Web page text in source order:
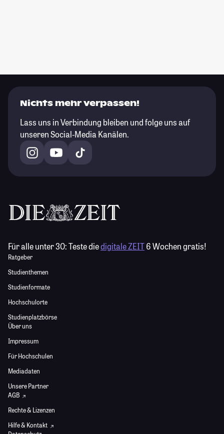
Nichts mehr verpassen!
Lass uns in Verbindung bleiben und folge uns auf
unseren Social-Media Kanälen.
Für alle unter 30:Teste diedigitale ZEIT6 Wochen gratis!
Ratgeber
Studienthemen
Studienformate
Hochschulorte
Studienplatzbörse
Über uns
Impressum
Für Hochschulen
Mediadaten
Unsere Partner
AGB
Rechte & Lizenzen
Hilfe & Kontakt